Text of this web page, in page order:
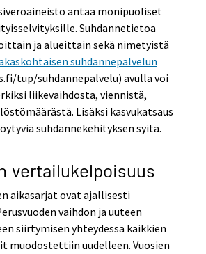
antaa monipuoliset
Suhdannetietoa
ja alueittain sekä nimetyistä
suhdannepalvelun
tup/suhdannepalvelu) avulla voi
liikevaihdosta, viennistä,
Lisäksi kasvukatsaus
suhdannekehityksen syitä.
vertailukelpoisuus
aikasarjat ovat ajallisesti
vaihdon ja uuteen
siirtymisen yhteydessä kaikkien
muodostettiin uudelleen. Vuosien